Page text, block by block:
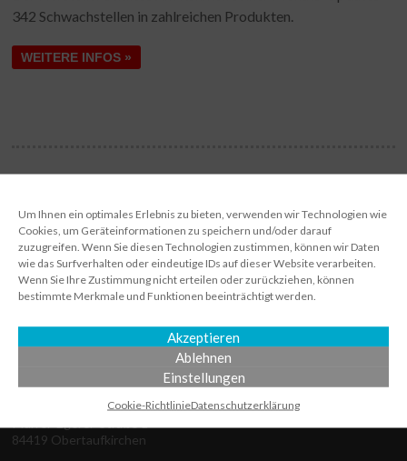
Um Ihnen ein optimales Erlebnis zu bieten, verwenden wir Technologien wie
Cookies, um Geräteinformationen zu speichern und/oder darauf
zuzugreifen. Wenn Sie diesen Technologien zustimmen, können wir Daten
wie das Surfverhalten oder eindeutige IDs auf dieser Website verarbeiten.
Wenn Sie Ihre Zustimmung nicht erteilen oder zurückziehen, können
bestimmte Merkmale und Funktionen beeinträchtigt werden.
Akzeptieren
Ablehnen
Einstellungen
Cookie-RichtlinieDatenschutz­erklärung
342 Schwachstellen in zahlreichen Produkten.
WEITERE INFOS »
←Sicherheitsmeldung vom 22.07.2021
Sicherheitsmeldung inkl. Update vom 06.08.2021→
Hier finden Sie uns
84419 Obertaufkirchen